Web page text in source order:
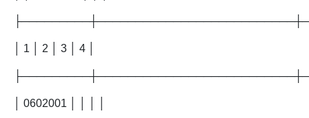
│ 1 │ 2 │ 3 │ 4 │
│ 0602001 │ │ │ │